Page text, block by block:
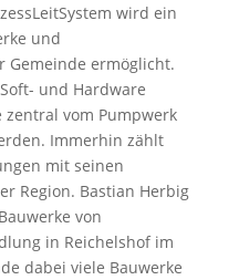
wird ein
und
Gemeinde ermöglicht.
und Hardware
vom Pumpwerk
Immerhin zählt
mit seinen
Region. Bastian Herbig
von
in Reichelshof im
dabei viele Bauwerke